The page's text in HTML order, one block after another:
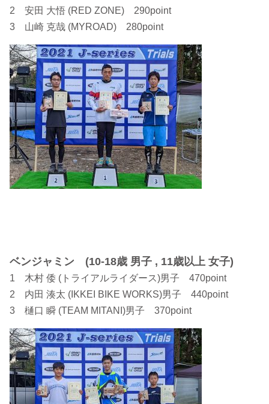
2 安田 大悟 (RED ZONE) 290point
3 山崎 克哉 (MYROAD) 280point
ベンジャミン (10-18歳 男子 , 11歳以上 女子)
1 木村 倭 (トライアルライダース)男子 470point
2 内田 湊太 (IKKEI BIKE WORKS)男子 440point
3 樋口 瞬 (TEAM MITANI)男子 370point